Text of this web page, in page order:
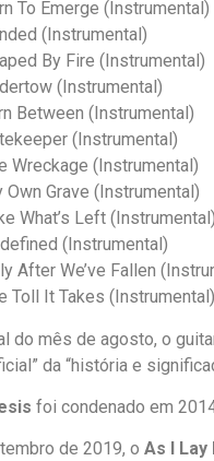
To Emerge (Instrumental)
(Instrumental)
By Fire (Instrumental)
(Instrumental)
Between (Instrumental)
(Instrumental)
Wreckage (Instrumental)
Own Grave (Instrumental)
What’s Left (Instrumental)
(Instrumental)
After We’ve Fallen
Toll It Takes (Instrumental)
do mês de agosto, o
da “história e
foi condenado em
de 2019, o As I Lay